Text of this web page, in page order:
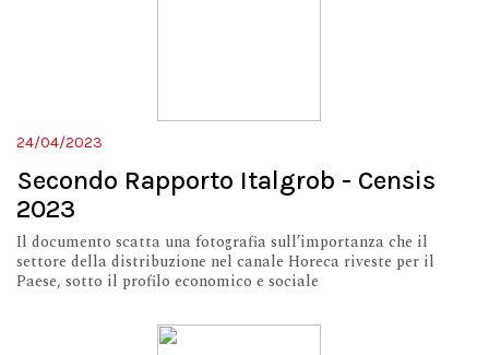
24/04/2023
Secondo Rapporto Italgrob - Censis
2023
Il documento scatta una fotografia sull’importanza che il
settore della distribuzione nel canale Horeca riveste per il
Paese, sotto il profilo economico e sociale